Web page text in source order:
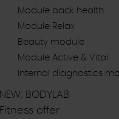
Module back health
Module Relax
Beauty module
Module Active & Vital
Internal diagnostics
NEW: BODYLAB
Fitness offer